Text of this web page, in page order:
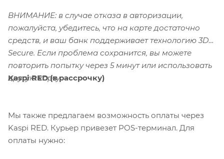
ВНИМАНИЕ: в случае отказа в авторизации,
пожалуйста, убедитесь, что на карте достаточно
средств, и ваш банк поддерживает технологию 3D-
Secure. Если проблема сохранится, вы можете
повторить попытку через 5 минут или использовать
другую карту.
Kaspi RED (в рассрочку)
Мы также предлагаем возможность оплаты через
Kaspi RED. Курьер привезет POS-терминал. Для
оплаты нужно: